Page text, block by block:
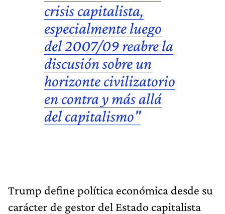
crisis capitalista,
especialmente luego
del 2007/09 reabre la
discusión sobre un
horizonte civilizatorio
en contra y más allá
del capitalismo"
Trump define política económica desde su
carácter de gestor del Estado capitalista